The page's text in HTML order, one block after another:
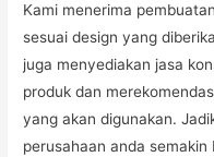
Kami menerima
sesuai design yang
juga menyediakan jasa
produk dan
yang akan digunakan.
perusahaan anda